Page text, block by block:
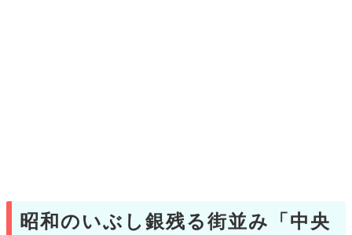
昭和のいぶし銀残る街並み「中央